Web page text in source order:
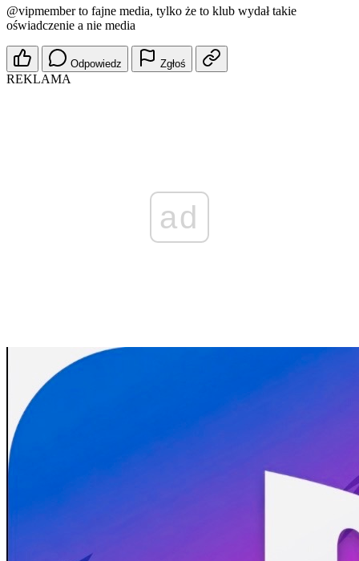
@vipmemberto fajne media, tylko że to klub wydał takie
oświadczenie a nie media
Odpowiedz Zgłoś
REKLAMA
ad